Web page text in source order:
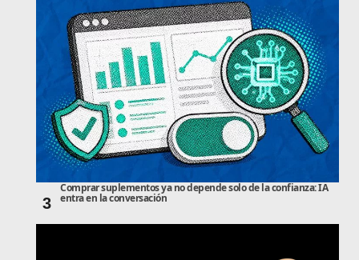
3
Comprar suplementos ya no depende solo de la confianza: IA
entra en la conversación